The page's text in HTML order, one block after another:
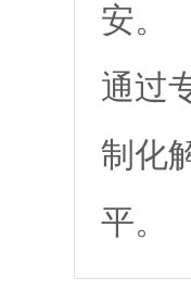
安。
通过
制化
平。